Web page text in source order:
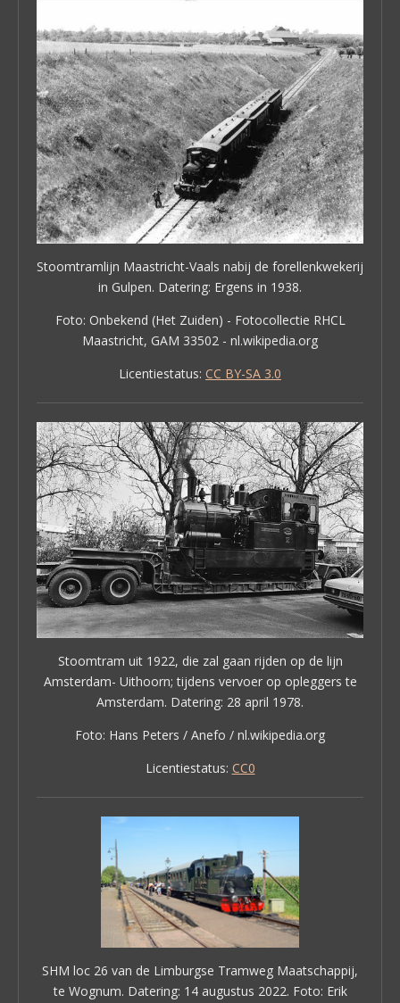
Stoomtramlijn Maastricht-Vaals nabij de forellenkwekerij
in Gulpen. Datering: Ergens in 1938.
Foto: Onbekend (Het Zuiden) - Fotocollectie RHCL
Maastricht, GAM 33502 - nl.wikipedia.org
Licentiestatus: CC BY-SA 3.0
Stoomtram uit 1922, die zal gaan rijden op de lijn
Amsterdam- Uithoorn; tijdens vervoer op opleggers te
Amsterdam. Datering: 28 april 1978.
Foto: Hans Peters / Anefo / nl.wikipedia.org
Licentiestatus: CC0
SHM loc 26 van de Limburgse Tramweg Maatschappij,
te Wognum. Datering: 14 augustus 2022. Foto: Erik